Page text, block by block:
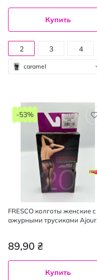
Купить
caramel
2 3 4
FRESCO колготы женские с
ажурными трусиками Ajour
89,90 ₴
-53%
Купить